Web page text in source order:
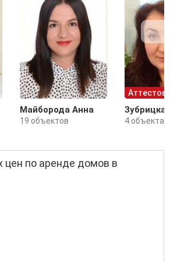
Майборода Анна
19 объектов 4 объекта
цен по аренде домов в